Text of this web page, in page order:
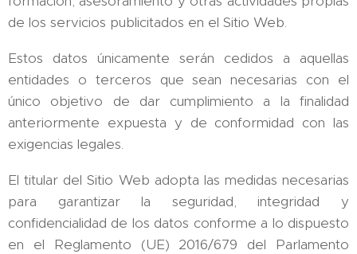
de los servicios publicitados en el Sitio Web.
Estos datos únicamente serán cedidos a aquellas
entidades o terceros que sean necesarias con el
único objetivo de dar cumplimiento a la finalidad
anteriormente expuesta y de conformidad con las
exigencias legales.
El titular del Sitio Web adopta las medidas necesarias
para garantizar la seguridad, integridad y
confidencialidad de los datos conforme a lo dispuesto
en el Reglamento (UE) 2016/679 del Parlamento